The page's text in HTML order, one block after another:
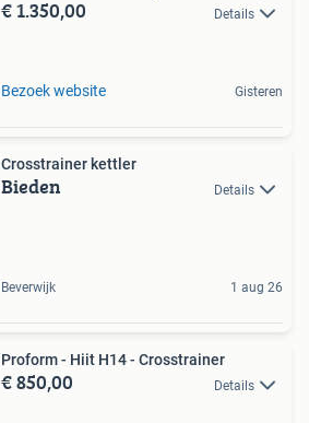
€ 1.350,00 Details
Bezoek website Gisteren
Crosstrainer kettler
Bieden Details
Beverwijk 1 aug 26
Proform - Hiit H14 - Crosstrainer
€ 850,00 Details